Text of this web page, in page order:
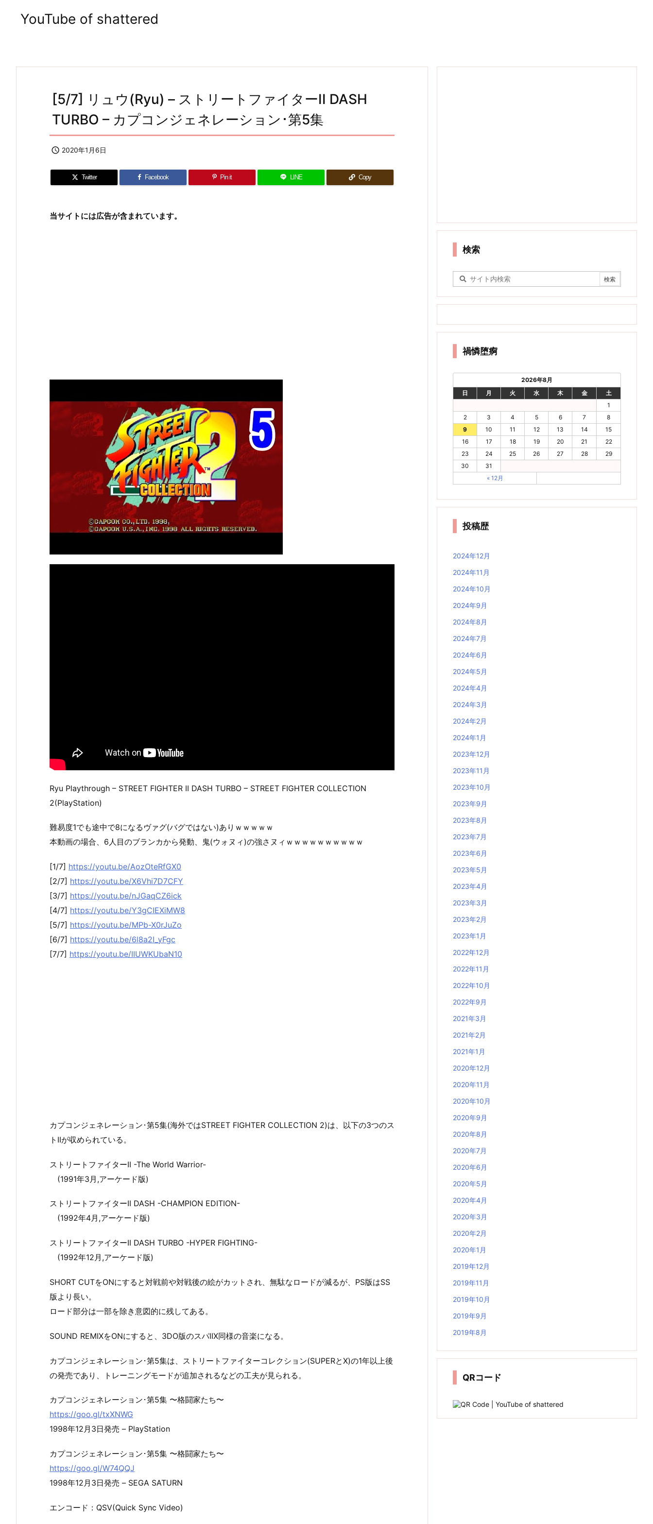
YouTube of shattered
[5/7] リュウ(Ryu) – ストリートファイターII DASH
TURBO – カプコンジェネレーション･第5集
 2020年1月6日
Twitter Facebook Pin it LINE Copy
当サイトには広告が含まれています。
Ryu Playthrough – STREET FIGHTER II DASH TURBO – STREET FIGHTER COLLECTION
2(PlayStation)
難易度1でも途中で8になるヴァグ(バグではない)ありｗｗｗｗｗ
本動画の場合、6人目のブランカから発動、鬼(ウォヌィ)の強さヌィｗｗｗｗｗｗｗｗｗｗ
[1/7] https://youtu.be/AozOteRfGX0
[2/7] https://youtu.be/X6Vhi7D7CFY
[3/7] https://youtu.be/nJGaqCZ6ick
[4/7] https://youtu.be/Y3gCIEXiMW8
[5/7] https://youtu.be/MPb-X0rJuZo
[6/7] https://youtu.be/6l8a2I_yFgc
[7/7] https://youtu.be/IIUWKUbaN10
カプコンジェネレーション･第5集(海外ではSTREET FIGHTER COLLECTION 2)は、以下の3つのス
トIIが収められている。
ストリートファイターII -The World Warrior-
(1991年3月,アーケード版)
ストリートファイターII DASH -CHAMPION EDITION-
(1992年4月,アーケード版)
ストリートファイターII DASH TURBO -HYPER FIGHTING-
(1992年12月,アーケード版)
SHORT CUTをONにすると対戦前や対戦後の絵がカットされ、無駄なロードが減るが、PS版はSS
版より長い。
ロード部分は一部を除き意図的に残してある。
SOUND REMIXをONにすると、3DO版のスパIIX同様の音楽になる。
カプコンジェネレーション･第5集は、ストリートファイターコレクション(SUPERとX)の1年以上後
の発売であり、トレーニングモードが追加されるなどの工夫が見られる。
カプコンジェネレーション･第5集 〜格闘家たち〜
https://goo.gl/txXNWG
1998年12月3日発売 – PlayStation
カプコンジェネレーション･第5集 〜格闘家たち〜
https://goo.gl/W74QQJ
1998年12月3日発売 – SEGA SATURN
エンコード：QSV(Quick Sync Video)
検索
禍憐堕痾
2026年8月
日
月 火 水 木 金
土
1
2
3 4 5 6 7
8
9
10 11 12 13 14
15
16
17 18 19 20 21
22
23
24 25 26 27 28
29
30
31
« 12月
投稿歴
2024年12月
2024年11月
2024年10月
2024年9月
2024年8月
2024年7月
2024年6月
2024年5月
2024年4月
2024年3月
2024年2月
2024年1月
2023年12月
2023年11月
2023年10月
2023年9月
2023年8月
2023年7月
2023年6月
2023年5月
2023年4月
2023年3月
2023年2月
2023年1月
2022年12月
2022年11月
2022年10月
2022年9月
2021年3月
2021年2月
2021年1月
2020年12月
2020年11月
2020年10月
2020年9月
2020年8月
2020年7月
2020年6月
2020年5月
2020年4月
2020年3月
2020年2月
2020年1月
2019年12月
2019年11月
2019年10月
2019年9月
2019年8月
QRコード